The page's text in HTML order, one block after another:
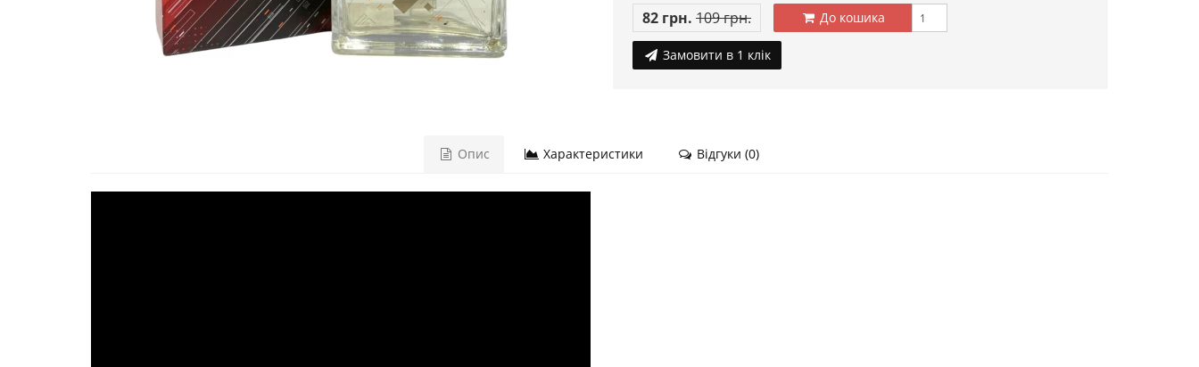
82 грн. 109 грн. До кошика
Замовити в 1 клік
Опис Характеристики Відгуки (0)